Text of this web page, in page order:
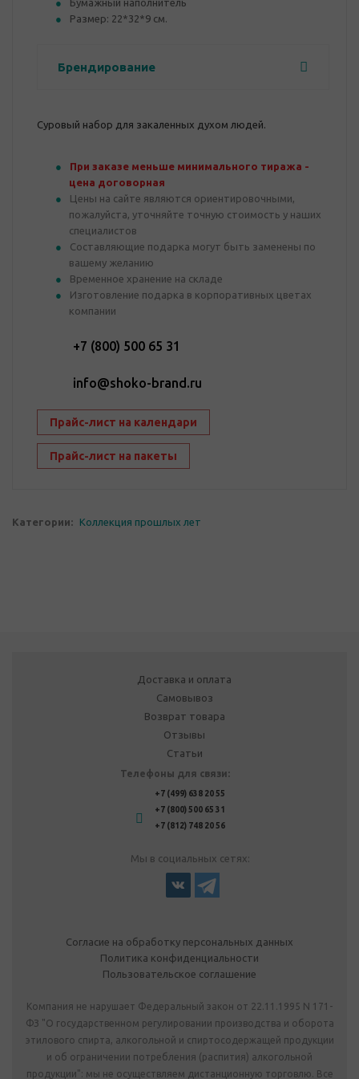
Бумажный наполнитель
Размер: 22*32*9 см.
Брендирование
Суровый набор для закаленных духом людей.
При заказе меньше минимального тиража -
цена договорная
Цены на сайте являются ориентировочными,
пожалуйста, уточняйте точную стоимость у наших
специалистов
Составляющие подарка могут быть заменены по
вашему желанию
Временное хранение на складе
Изготовление подарка в корпоративных цветах
компании
+7 (800) 500 65 31
info@shoko-brand.ru
Прайс-лист на календари
Прайс-лист на пакеты
Категории: Коллекция прошлых лет
Доставка и оплата
Самовывоз
Возврат товара
Отзывы
Статьи
Телефоны для связи:
+7 (499) 638 20 55
+7 (800) 500 65 31
+7 (812) 748 20 56
Мы в социальных сетях:
Согласие на обработку персональных данных
Политика конфиденциальности
Пользовательское соглашение
Компания не нарушает Федеральный закон от 22.11.1995 N 171-
ФЗ "О государственном регулировании производства и оборота
этилового спирта, алкогольной и спиртосодержащей продукции
и об ограничении потребления (распития) алкогольной
продукции": мы не осуществляем дистанционную торговлю. Все